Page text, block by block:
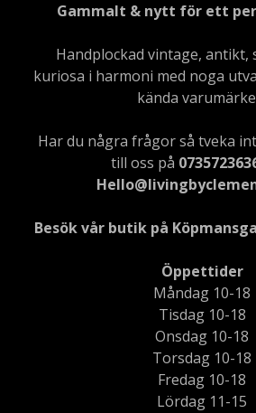
Gammalt & nytt för ett
Handplockad vintage, antikt,
kuriosa i harmoni med noga
kända
Har du några frågor så tveka
till oss på
Besök vår butik på
Öppettider
Måndag 10-18
Tisdag 10-18
Onsdag 10-18
Torsdag 10-18
Fredag 10-18
Lördag 11-15